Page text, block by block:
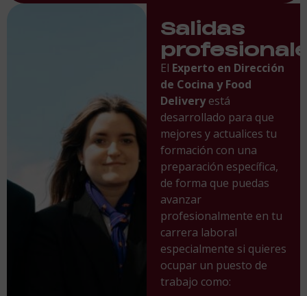
Salidas
El Experto en Dirección
de Cocina y Food
Deliveryestá
desarrollado para que
mejores y actualices tu
formación con una
preparación específica,
de forma que puedas
avanzar
profesionalmente en tu
carrera laboral
especialmente si quieres
ocupar un puesto de
trabajo como: